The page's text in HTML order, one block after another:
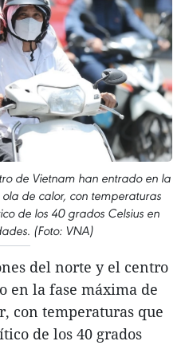
de Vietnam han entrado en la
de calor, con temperaturas
de los 40 grados Celsius en
(Foto: VNA)
del norte y el centro
en la fase máxima de
con temperaturas que
de los 40 grados